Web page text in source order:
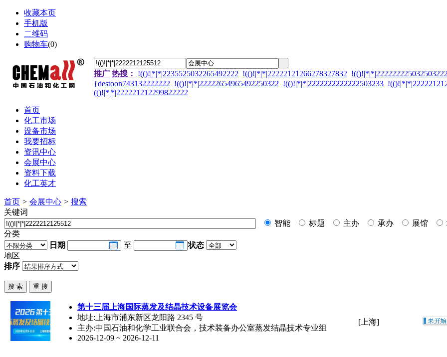
收藏本页
手机版
二维码
购物车(0)
推广 热搜： !(()!|*|*|2235525032265492222 !(()!|*|*|22222121266278327832
{destoon743132222222 !(()!|*|*|22222654965492250322 !(()!|*|*|2222222222222503233
(()!|*|*|222221212299822222
首页
化工市场
设备市场
我要招标
资讯中心
会展中心
资料下载
化工英才
首页 > 会展中心 > 搜索
关键词
智能
标题 主办 承办 展馆
分类
日期
至
状态
地区
排序
第十三届上海国际蒸发及结晶技术设备展览会
地址:上海市浦东新区龙阳路 2345 号
主办:中国石油和化学工业联合会，技术装备办公室蒸发结晶技术专业组
2026-12-09 ~ 2026-12-11
[上海]